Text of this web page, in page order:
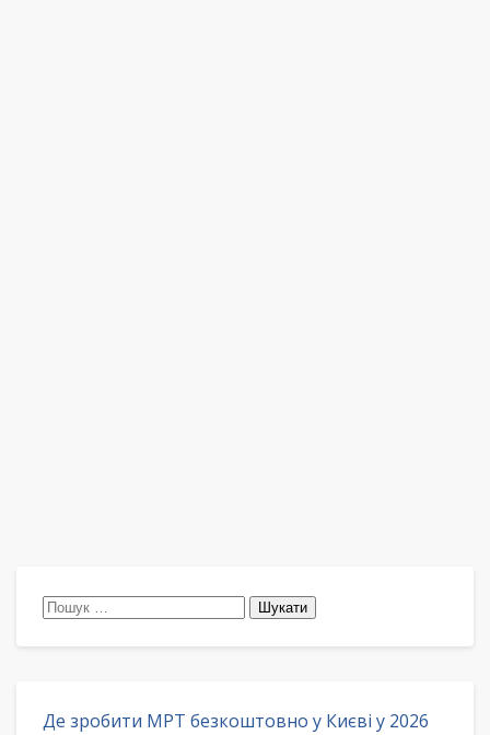
Пошук:
Де зробити МРТ безкоштовно у Києві у 2026